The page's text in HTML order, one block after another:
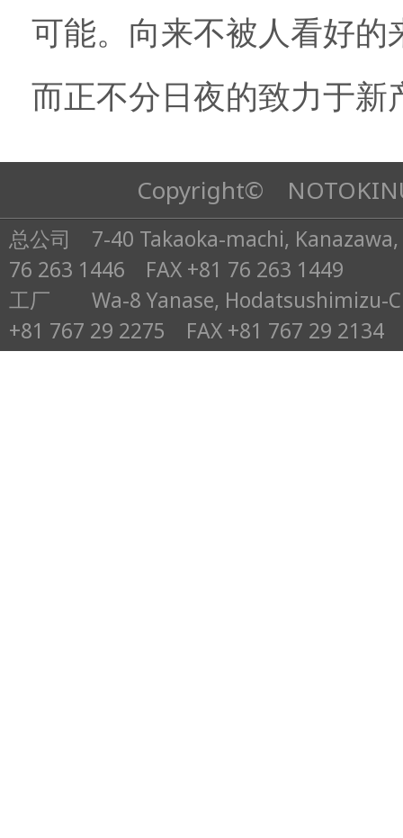
可能。向来不被人看好
而正不分日夜的致力于新
Copyright©
总公司 7-40 Takaoka-machi,
76 263 1446 FAX +81 76 263 1449
工厂 Wa-8 Yanase, Hodatsushimizu-
+81 767 29 2275 FAX +81 767 29 2134